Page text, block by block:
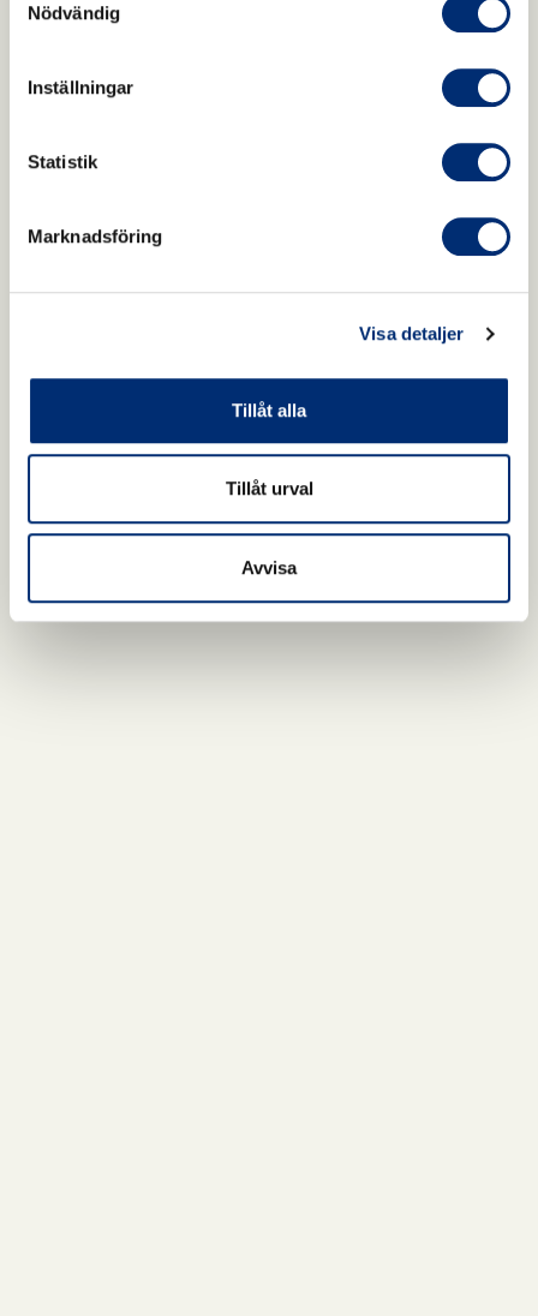
Nödvändig
Inställningar
Statistik
Marknadsföring
Visa detaljer
Tillåt alla
Tillåt urval
Avvisa